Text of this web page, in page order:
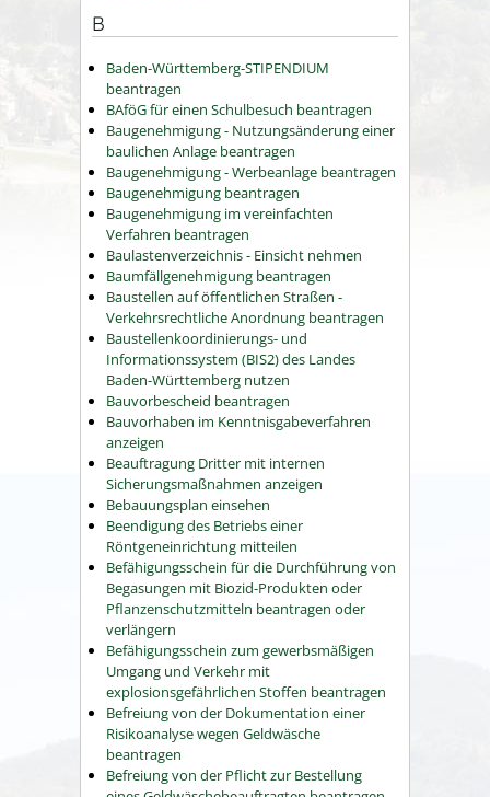
B
Baden-Württemberg-STIPENDIUM
beantragen
BAföG für einen Schulbesuch beantragen
Baugenehmigung - Nutzungsänderung einer
baulichen Anlage beantragen
Baugenehmigung - Werbeanlage beantragen
Baugenehmigung beantragen
Baugenehmigung im vereinfachten
Verfahren beantragen
Baulastenverzeichnis - Einsicht nehmen
Baumfällgenehmigung beantragen
Baustellen auf öffentlichen Straßen -
Verkehrsrechtliche Anordnung beantragen
Baustellenkoordinierungs- und
Informationssystem (BIS2) des Landes
Baden-Württemberg nutzen
Bauvorbescheid beantragen
Bauvorhaben im Kenntnisgabeverfahren
anzeigen
Beauftragung Dritter mit internen
Sicherungsmaßnahmen anzeigen
Bebauungsplan einsehen
Beendigung des Betriebs einer
Röntgeneinrichtung mitteilen
Befähigungsschein für die Durchführung von
Begasungen mit Biozid-Produkten oder
Pflanzenschutzmitteln beantragen oder
verlängern
Befähigungsschein zum gewerbsmäßigen
Umgang und Verkehr mit
explosionsgefährlichen Stoffen beantragen
Befreiung von der Dokumentation einer
Risikoanalyse wegen Geldwäsche
beantragen
Befreiung von der Pflicht zur Bestellung